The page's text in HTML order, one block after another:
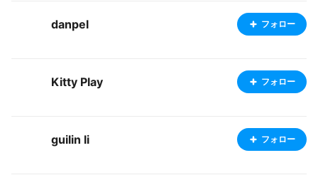
danpel フォロー
Kitty Play フォロー
guilin li フォロー